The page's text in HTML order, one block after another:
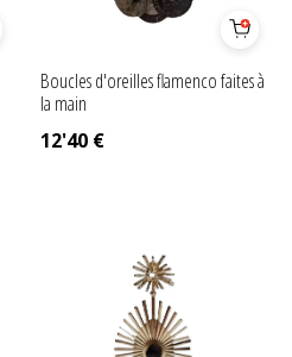
Boucles d'oreilles flamenco faites à
la main
12'40 €